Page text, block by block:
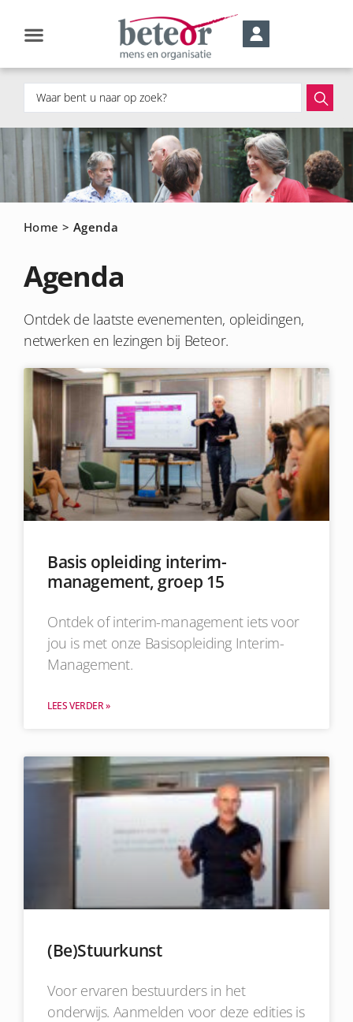
Home > Agenda
Agenda
Ontdek de laatste evenementen, opleidingen,
netwerken en lezingen bij Beteor.
Basis opleiding interim-
management, groep 15
Ontdek of interim-management iets voor
jou is met onze Basisopleiding Interim-
Management.
LEES VERDER »
(Be)Stuurkunst
Voor ervaren bestuurders in het
onderwijs. Aanmelden voor deze edities is